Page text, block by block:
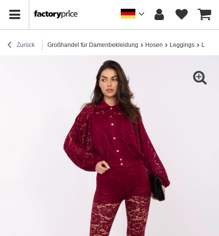
Zurück Großhandel für Damenbekleidung Hosen Leggings